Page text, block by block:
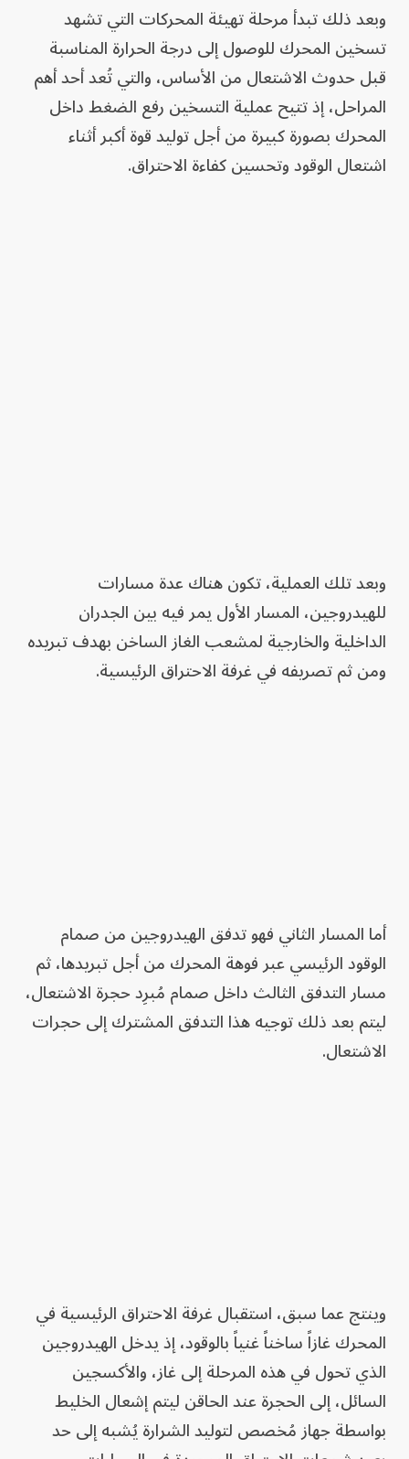
وبعد ذلك تبدأ مرحلة تهيئة المحركات التي تشهد
تسخين المحرك للوصول إلى درجة الحرارة المناسبة
قبل حدوث الاشتعال من الأساس، والتي تُعد أحد أهم
المراحل، إذ تتيح عملية التسخين رفع الضغط داخل
المحرك بصورة كبيرة من أجل توليد قوة أكبر أثناء
اشتعال الوقود وتحسين كفاءة الاحتراق.
وبعد تلك العملية، تكون هناك عدة مسارات
للهيدروجين، المسار الأول يمر فيه بين الجدران
الداخلية والخارجية لمشعب الغاز الساخن بهدف تبريده
ومن ثم تصريفه في غرفة الاحتراق الرئيسية.
أما المسار الثاني فهو تدفق الهيدروجين من صمام
الوقود الرئيسي عبر فوهة المحرك من أجل تبريدها، ثم
مسار التدفق الثالث داخل صمام مُبرِد حجرة الاشتعال،
ليتم بعد ذلك توجيه هذا التدفق المشترك إلى حجرات
الاشتعال.
وينتج عما سبق، استقبال غرفة الاحتراق الرئيسية في
المحرك غازاً ساخناً غنياً بالوقود، إذ يدخل الهيدروجين
الذي تحول في هذه المرحلة إلى غاز، والأكسجين
السائل، إلى الحجرة عند الحاقن ليتم إشعال الخليط
بواسطة جهاز مُخصص لتوليد الشرارة يُشبه إلى حد